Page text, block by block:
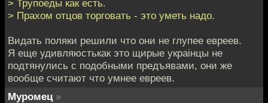
> Трупоеды как есть.
> Прахом отцов торговать - это уметь надо.
Видать поляки решили что они не глупее евреев.
Я еще удивляюстькак это щирые украiнцы не
подтянулись с подобными предъявами, они же
вообще считают что умнее евреев.
Муромец »